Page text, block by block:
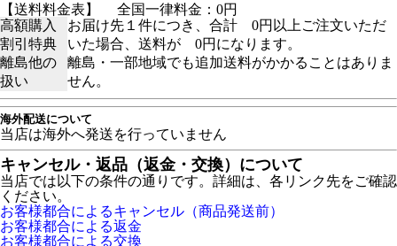
【送料料金表】
全国一律料金：0円
高額購入
割引特典
お届け先１件につき、合計 0円以上ご注文いただ
いた場合、送料が 0円になります。
離島他の
扱い
離島・一部地域でも追加送料がかかることはありま
せん。
海外配送について
当店は海外へ発送を行っていません
キャンセル・返品（返金・交換）について
当店では以下の条件の通りです。詳細は、各リンク先をご確認
ください。
お客様都合によるキャンセル（商品発送前）
お客様都合による返金
お客様都合による交換